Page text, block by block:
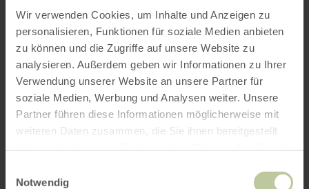
Wir verwenden Cookies, um Inhalte und Anzeigen zu
personalisieren, Funktionen für soziale Medien anbieten
zu können und die Zugriffe auf unsere Website zu
analysieren. Außerdem geben wir Informationen zu Ihrer
Verwendung unserer Website an unsere Partner für
soziale Medien, Werbung und Analysen weiter. Unsere
Partner führen diese Informationen möglicherweise mit
weiteren Daten zusammen, die Sie ihnen bereitgestellt
Notwendig